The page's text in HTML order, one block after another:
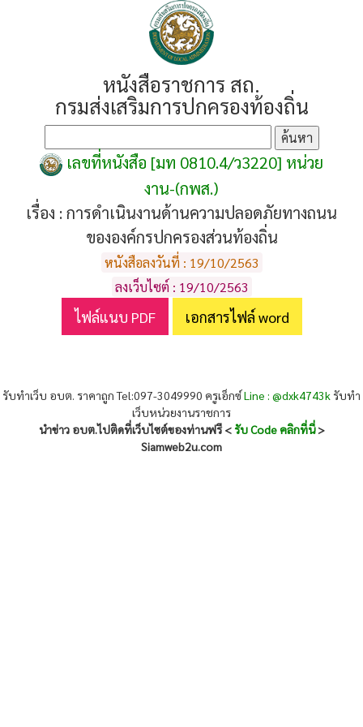
หนังสือราชการ สถ.
กรมส่งเสริมการปกครองท้องถิ่น
เลขที่หนังสือ [มท 0810.4/ว3220] หน่วย
งาน-(กพส.)
เรื่อง :การดำเนินงานด้านความปลอดภัยทางถนน
ขององค์กรปกครองส่วนท้องถิ่น
หนังสือลงวันที่ : 19/10/2563
ลงเว็บไซต์ : 19/10/2563
ไฟล์แนบ PDF เอกสารไฟล์ word
รับทำเว็บ อบต. ราคาถูก Tel:097-3049990 ครูเอ็กซ์Line : @dxk4743k รับทำ
เว็บหน่วยงานราชการ
นำข่าว อบต.ไปติดที่เว็บไซต์ของท่านฟรี <รับ Code คลิกที่นี่>
Siamweb2u.com